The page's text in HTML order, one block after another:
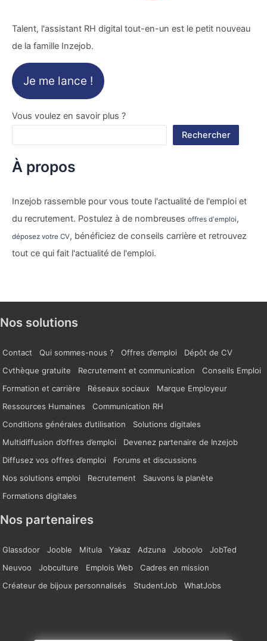
Talent, l'assistant RH digital tout-en-un est le petit nouveau
de la famille Inzejob.
Je me lance !
Vous voulez en savoir plus ?
Rechercher
À propos
Inzejob rassemble pour vous toute l'actualité de l'emploi et
du recrutement. Postulez à de nombreuses offres d'emploi,
déposez votre CV, bénéficiez de conseils carrière et retrouvez
tout ce qui fait l'actualité de l'emploi.
Nos solutions
Contact Qui sommes-nous ? Offres d’emploi
Dépôt de CV
Cvthèque gratuite
Recrutement et communication
Conseils Emploi
Formation et carrière
Réseaux sociaux
Marque Employeur
Ressources Humaines
Communication RH
Conditions générales d’utilisation
Solutions digitales
Multidiffusion d’offres d’emploi
Devenez partenaire de Inzejob
Diffusez vos offres d’emploi
Forums et discussions
Nos solutions emploi
Recrutement
Sauvons la planète
Formations digitales
Nos partenaires
Glassdoor Jooble Mitula Yakaz Adzuna Joboolo
JobTed
Neuvoo
Jobculture Emplois Web
Cadres en mission
Créateur de bijoux personnalisés
StudentJob WhatJobs